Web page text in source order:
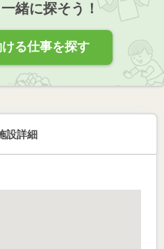
緒に探そう！
る仕事を探す
設詳細